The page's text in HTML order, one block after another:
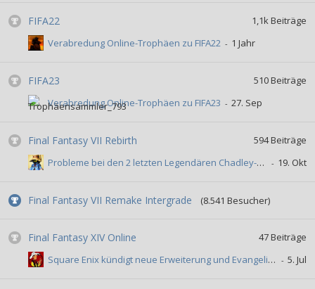
FIFA22 1,1kBeiträge
Verabredung Online-Trophäen zu FIFA22
FIFA23 510Beiträge
Verabredung Online-Trophäen zu FIFA23
Final Fantasy VII Rebirth 594Beiträge
Probleme bei den 2 letzten Legendären Chadley-challenges
Final Fantasy VII Remake Intergrade (8.541 Besucher)
Final Fantasy XIV Online 47Beiträge
Square Enix kündigt neue Erweiterung und Evangelion-Crossover an